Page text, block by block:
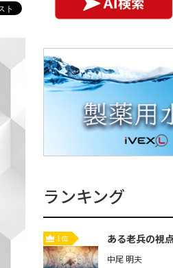
ランキング
1位 ある老兵の視
中尾 明夫